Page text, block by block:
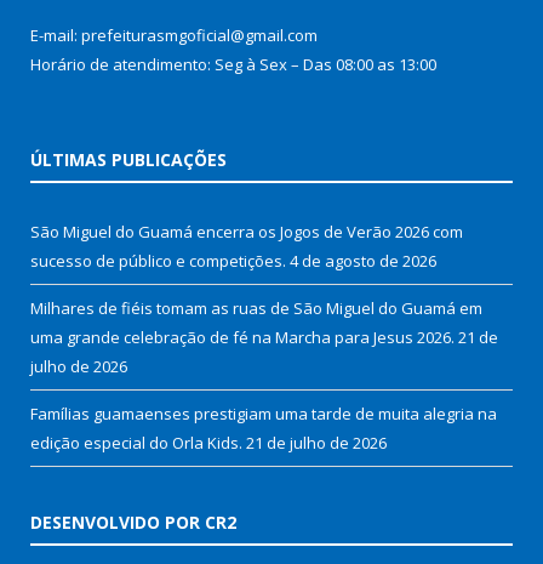
E-mail: prefeiturasmgoficial@gmail.com
Horário de atendimento: Seg à Sex – Das 08:00 as 13:00
ÚLTIMAS PUBLICAÇÕES
São Miguel do Guamá encerra os Jogos de Verão 2026 com
sucesso de público e competições. 4 de agosto de 2026
Milhares de fiéis tomam as ruas de São Miguel do Guamá em
uma grande celebração de fé na Marcha para Jesus 2026. 21 de
julho de 2026
Famílias guamaenses prestigiam uma tarde de muita alegria na
edição especial do Orla Kids. 21 de julho de 2026
DESENVOLVIDO POR CR2